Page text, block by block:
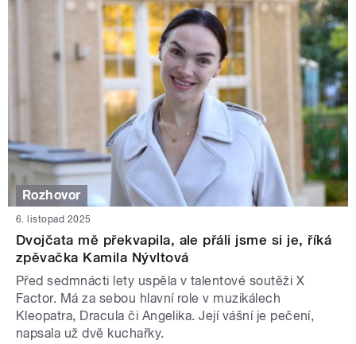
Rozhovor
6. listopad 2025
Dvojčata mě překvapila, ale přáli jsme si je, říká
zpěvačka Kamila Nývltová
Před sedmnácti lety uspěla v talentové soutěži X
Factor. Má za sebou hlavní role v muzikálech
Kleopatra, Dracula či Angelika. Její vášní je pečení,
napsala už dvě kuchařky.